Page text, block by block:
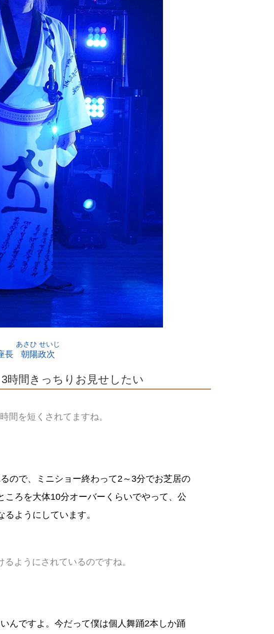
長 朝陽政次
時間きっちりお見せしたい
間を短くされてますね。
ので、ミニショー終わって2～3分でお芝居の
ころを大体10分オーバーくらいでやって、公
ようにしています。
ようにされているのですね。
んですよ。今だって僕は個人舞踊2本しか踊